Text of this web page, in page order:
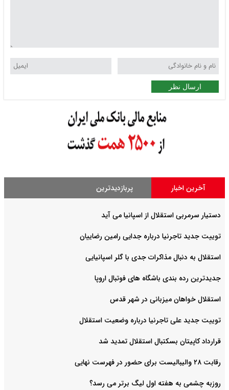
ارسال نظر
آخرین اخبار پربازدیدترین
دستیار سرمربی استقلال از اسپانیا می آید
توییت جدید تاجرنیا درباره جدایی رامین رضاییان
استقلال به دنبال مذاکرات جدی با گلر اسپانیایی
جدیدترین رده بندی باشگاه های فوتبال اروپا
استقلال خواهان میزبانی در شهر قدس
توییت جدید علی تاجرنیا درباره وضعیت استقلال
قرارداد کاپیتان بسکتبال استقلال تمدید شد
رقابت ۲۸ والیبالیست برای حضور در فهرست نهایی
روزبه چشمی به هفته اول لیگ برتر می رسد؟